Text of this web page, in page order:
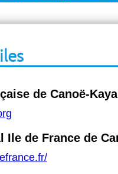
de Canoë-
de France de